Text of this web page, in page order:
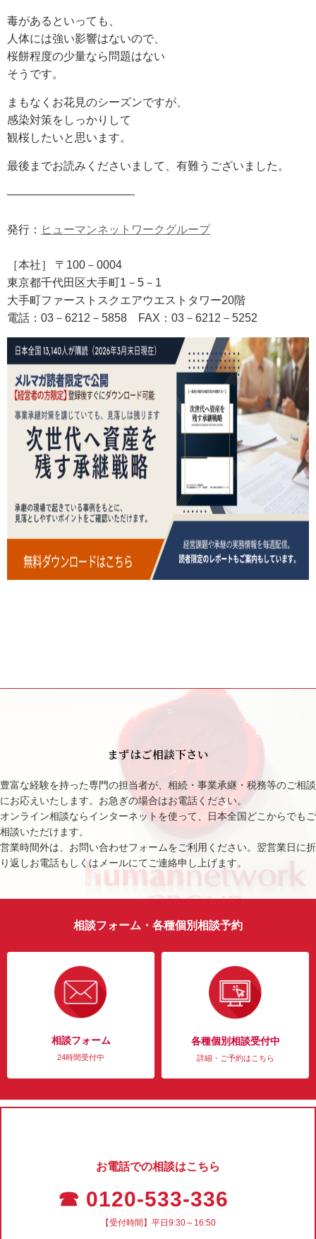
毒があるといっても、
人体には強い影響はないので、
桜餅程度の少量なら問題はない
そうです。
まもなくお花見のシーズンですが、
感染対策をしっかりして
観桜したいと思います。
最後までお読みくださいまして、有難うございました。
———————————-
発行： ヒューマンネットワークグループ
［本社］ 〒100－0004
東京都千代田区大手町1－5－1
大手町ファーストスクエアウエストタワー20階
電話：03－6212－5858
FAX ：03－6212－5252
まずはご相談下さい
豊富な経験を持った専門の担当者が、相続・事業承継・税務等のご相談
にお応えいたします。お急ぎの場合はお電話ください。
オンライン相談ならインターネットを使って、日本全国どこからでもご
相談いただけます。
営業時間外は、お問い合わせフォームをご利用ください。翌営業日に折
り返しお電話もしくはメールにてご連絡申し上げます。
相談フォーム・各種個別相談予約
相談フォーム
24時間受付中
各種個別相談受付中
詳細・ご予約はこちら
お電話での相談はこちら
☎ 0120-533-336
【受付時間】平日9:30～16:50